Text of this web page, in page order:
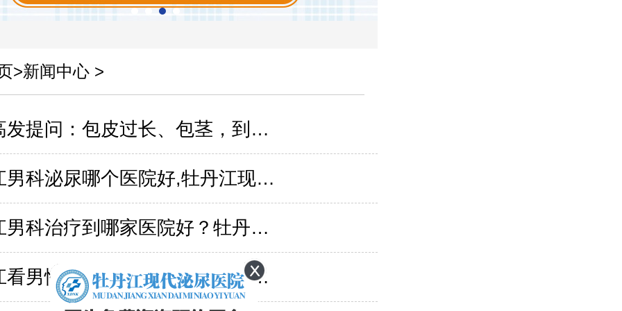
>新闻中心 >
暑期高发提问：包皮过长、包茎，到底要不要动刀?
牡丹江男科泌尿哪个医院好,牡丹江现代泌尿医院口碑如何?
牡丹江男科治疗到哪家医院好？牡丹江现代泌尿医院
牡丹江看男性健康医院？牡丹江现代泌尿医院